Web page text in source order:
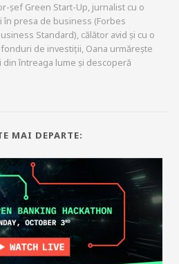
șef Green Start-Up, jurnalist cu o
presa de business (Forbes
Standard), călător avid și cu o
de investiții, Oana urmărește
întreaga lume și descoperă
MAI DEPARTE: